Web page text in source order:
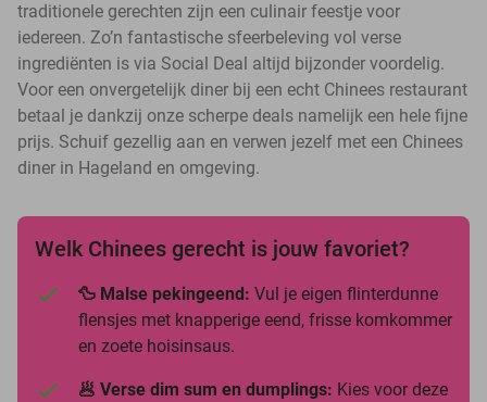
traditionele gerechten zijn een culinair feestje voor
iedereen. Zo’n fantastische sfeerbeleving vol verse
ingrediënten is via Social Deal altijd bijzonder voordelig.
Voor een onvergetelijk diner bij een echt Chinees restaurant
betaal je dankzij onze scherpe deals namelijk een hele fijne
prijs. Schuif gezellig aan en verwen jezelf met een Chinees
diner in Hageland en omgeving.
Welk Chinees gerecht is jouw favoriet?
🦆 Malse pekingeend: Vul je eigen flinterdunne
flensjes met knapperige eend, frisse komkommer
en zoete hoisinsaus.
🥟 Verse dim sum en dumplings: Kies voor deze